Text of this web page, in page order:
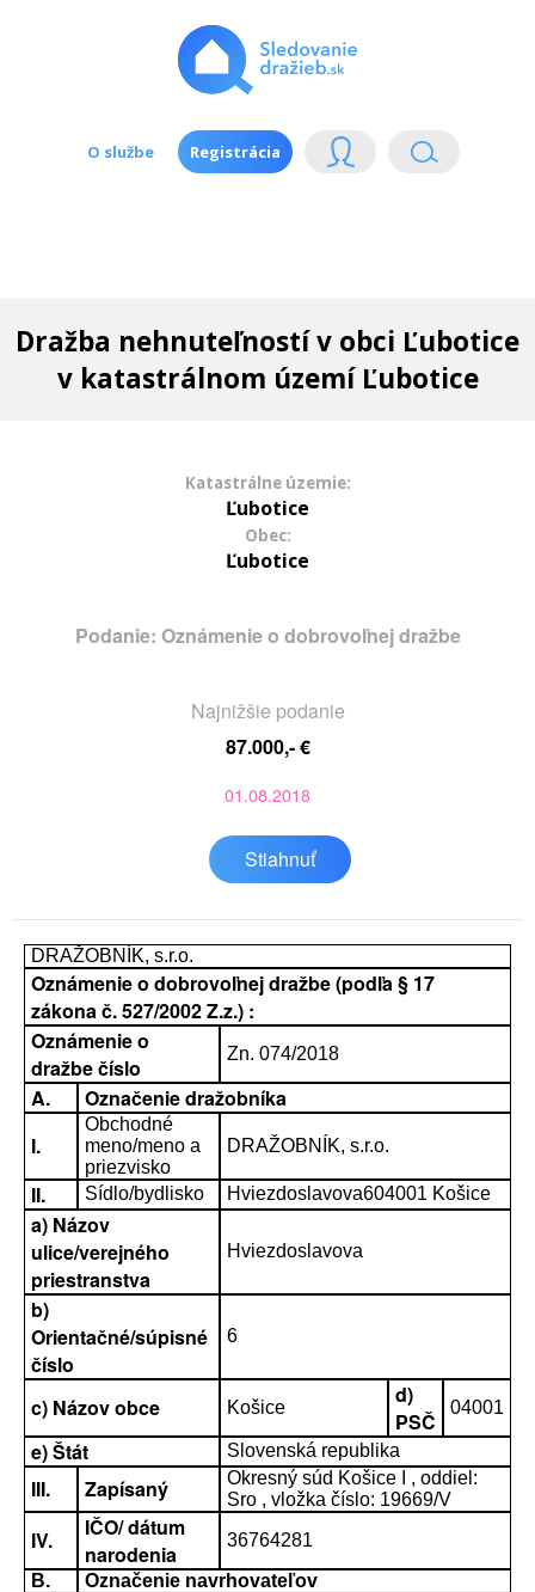
O službe Registrácia
Dražba nehnuteľností v obci Ľubotice
v katastrálnom území Ľubotice
Katastrálne územie:
Ľubotice
Obec:
Ľubotice
Podanie: Oznámenie o dobrovoľnej dražbe
Najnižšie podanie
87.000,- €
01.08.2018
Stiahnuť
DRAŽOBNÍK, s.r.o.
Oznámenie o dobrovoľnej dražbe (podľa § 17
zákona č. 527/2002 Z.z.) :
Oznámenie o
dražbe číslo
Zn. 074/2018
A.
Označenie dražobníka
I.
Obchodné
meno/meno a
priezvisko
DRAŽOBNÍK, s.r.o.
II. Sídlo/bydlisko Hviezdoslavova604001 Košice
a) Názov
ulice/verejného
priestranstva
Hviezdoslavova
b)
Orientačné/súpisné
číslo
6
c) Názov obce Košice
d)
PSČ
04001
e) Štát Slovenská republika
III. Zapísaný
Okresný súd Košice I , oddiel:
Sro , vložka číslo: 19669/V
IV.
IČO/ dátum
narodenia
36764281
B.
Označenie navrhovateľov